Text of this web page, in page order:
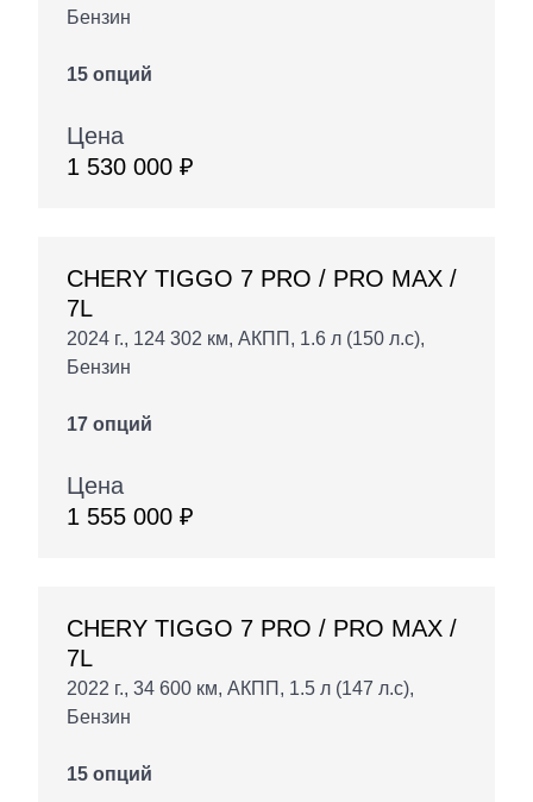
Бензин
15 опций
Цена
1 530 000 ₽
CHERY TIGGO 7 PRO / PRO MAX /
7L
2024 г., 124 302 км, АКПП, 1.6 л (150 л.с),
Бензин
17 опций
Цена
1 555 000 ₽
CHERY TIGGO 7 PRO / PRO MAX /
7L
2022 г., 34 600 км, АКПП, 1.5 л (147 л.с),
Бензин
15 опций